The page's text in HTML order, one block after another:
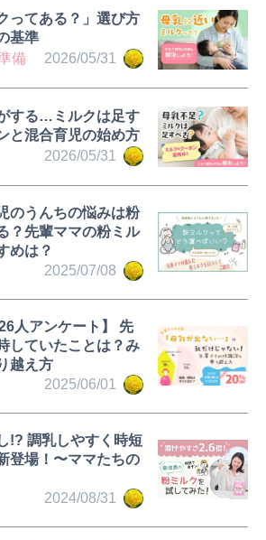
2026/05/31
ってある？」選び方
基準
備
2026/05/31
する…ミルクは足す
と混合育児の始め方
2025/07/08
のうんちの悩みは粉
？先輩ママの粉ミル
めは？
2025/06/01
人アンケート】 先
していたことは？み
越え方
2024/08/31
!? 調乳しやすく時短
登場！〜ママたちの